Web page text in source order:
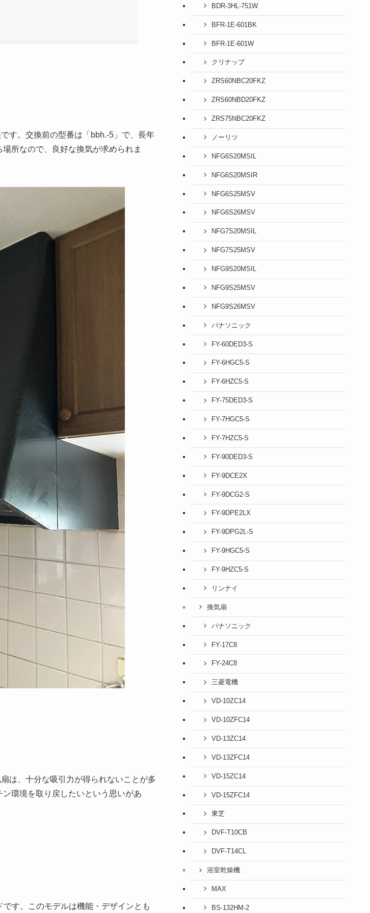
す。交換前の型番は「bbh.-5」で、長年
所なので、良好な換気が求められま
は、十分な吸引力が得られないことが多
環境を取り戻したいという思いがあ
す。このモデルは機能・デザインとも
BDR-3HL-751W
BFR-1E-601BK
BFR-1E-601W
クリナップ
ZRS60NBC20FKZ
ZRS60NBD20FKZ
ZRS75NBC20FKZ
ノーリツ
NFG6S20MSIL
NFG6S20MSIR
NFG6S25MSV
NFG6S26MSV
NFG7S20MSIL
NFG7S25MSV
NFG9S20MSIL
NFG9S25MSV
NFG9S26MSV
パナソニック
FY-60DED3-S
FY-6HGC5-S
FY-6HZC5-S
FY-75DED3-S
FY-7HGC5-S
FY-7HZC5-S
FY-90DED3-S
FY-9DCE2X
FY-9DCG2-S
FY-9DPE2LX
FY-9DPG2L-S
FY-9HGC5-S
FY-9HZC5-S
リンナイ
換気扇
パナソニック
FY-17C8
FY-24C8
三菱電機
VD-10ZC14
VD-10ZFC14
VD-13ZC14
VD-13ZFC14
VD-15ZC14
VD-15ZFC14
東芝
DVF-T10CB
DVF-T14CL
浴室乾燥機
MAX
BS-132HM-2